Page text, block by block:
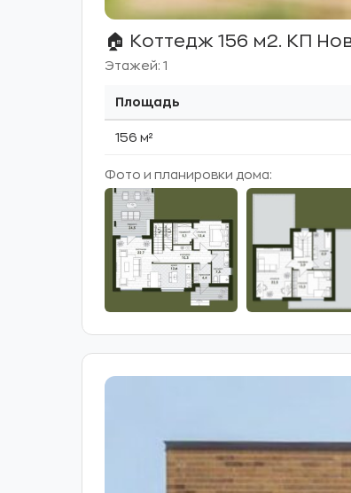
🏠 Коттедж 156 м2. КП
Этажей: 1
Площадь
156 м²
Фото и планировки дома: